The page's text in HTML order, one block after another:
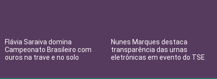
Flávia Saraiva domina
Campeonato Brasileiro com
ouros na trave e no solo
Nunes Marques destaca
transparência das urnas
eletrônicas em evento do TSE